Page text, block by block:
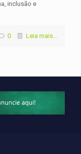
inclusão e
0 Leia mais...